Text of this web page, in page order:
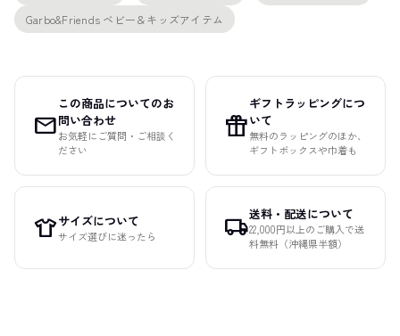
Garbo&Friends ベビー＆キッズアイテム
mail
この商品についてのお
問い合わせ
お気軽にご質問・ご相談く
ださい
featured_seasonal_and_gifts
ギフトラッピングにつ
いて
無料のラッピングのほか、
ギフトボックスや巾着も
apparelサイズについて
サイズ選びに迷ったら local_shipping送料・配送について
22,000円以上のご購入で送
料無料（沖縄県半額）